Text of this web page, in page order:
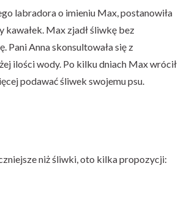
labradora o imieniu Max, postanowiła
kawałek. Max zjadł śliwkę bez
Pani Anna skonsultowała się z
ilości wody. Po kilku dniach Max wrócił
podawać śliwek swojemu psu.
niż śliwki, oto kilka propozycji: